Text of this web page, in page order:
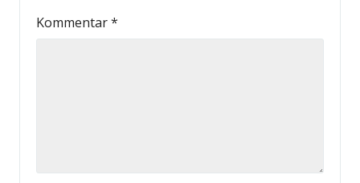
Kommentar*